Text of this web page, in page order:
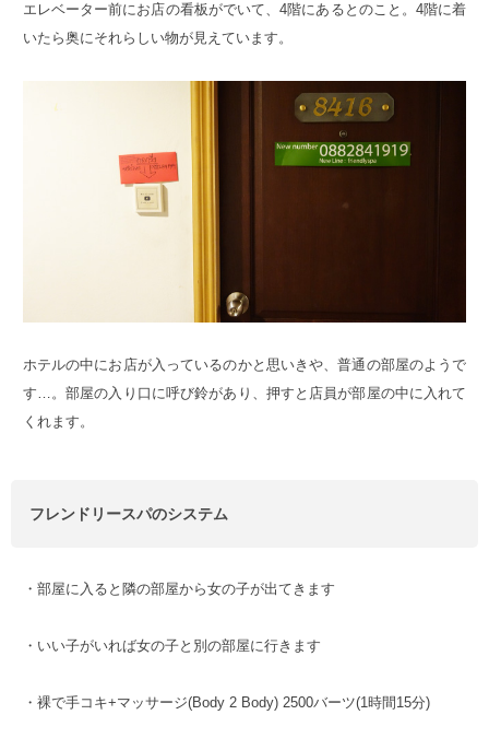
エレベーター前にお店の看板がでいて、4階にあるとのこと。4階に着
いたら奥にそれらしい物が見えています。
ホテルの中にお店が入っているのかと思いきや、普通の部屋のようで
す…。部屋の入り口に呼び鈴があり、押すと店員が部屋の中に入れて
くれます。
フレンドリースパのシステム
・部屋に入ると隣の部屋から女の子が出てきます
・いい子がいれば女の子と別の部屋に行きます
・裸で手コキ+マッサージ(Body 2 Body) 2500バーツ(1時間15分)